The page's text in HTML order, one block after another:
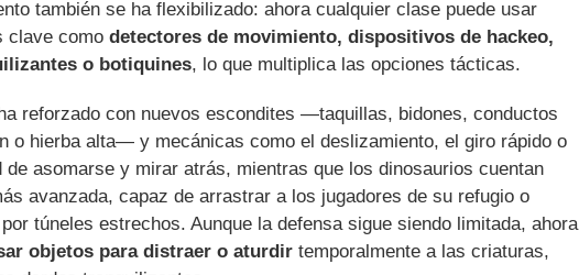
también se ha flexibilizado: ahora cualquier clase puede usar
clave como detectores de movimiento, dispositivos de hackeo,
o botiquines, lo que multiplica las opciones tácticas.
reforzado con nuevos escondites —taquillas, bidones, conductos
o hierba alta— y mecánicas como el deslizamiento, el giro rápido o
de asomarse y mirar atrás, mientras que los dinosaurios cuentan
avanzada, capaz de arrastrar a los jugadores de su refugio o
túneles estrechos. Aunque la defensa sigue siendo limitada, ahora
objetos para distraer o aturdir temporalmente a las criaturas,